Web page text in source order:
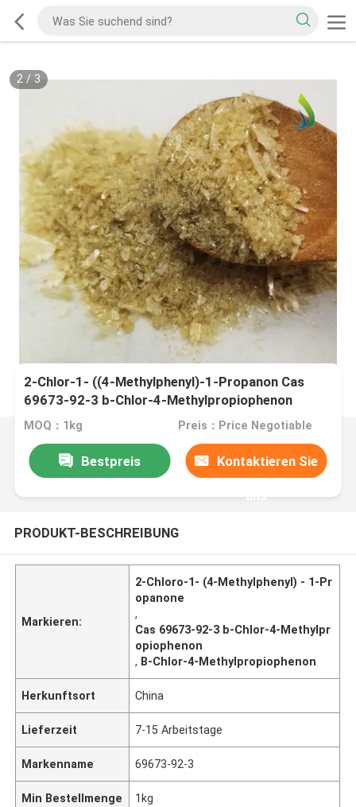
2/ 3
2-Chlor-1- ((4-Methylphenyl)-1-Propanon Cas
69673-92-3 b-Chlor-4-Methylpropiophenon
MOQ：1kg Preis：Price Negotiable
Bestpreis Kontaktieren Sie
uns
PRODUKT-BESCHREIBUNG
Markieren:
2-Chloro-1- (4-Methylphenyl) - 1-Pr
opanone
,
Cas 69673-92-3 b-Chlor-4-Methylpr
opiophenon
, B-Chlor-4-Methylpropiophenon
Herkunftsort China
Lieferzeit 7-15 Arbeitstage
Markenname 69673-92-3
Min Bestellmenge 1kg